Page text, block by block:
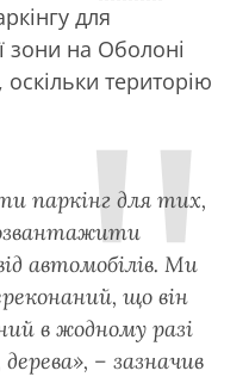
для
зони на Оболоні
оскільки територію
паркінг для тих,
автомобілів. Ми
що він
в жодному разі
– зазначив